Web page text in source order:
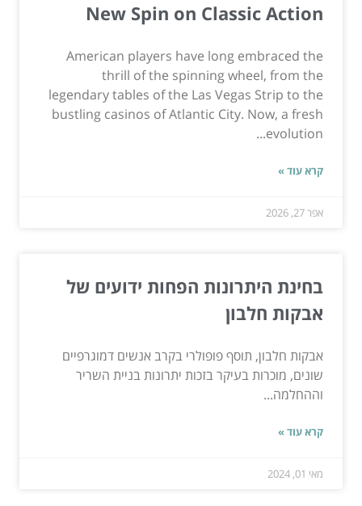
New Spin on Classic Action
American players have long embraced the
thrill of the spinning wheel, from the
legendary tables of the Las Vegas Strip to the
bustling casinos of Atlantic City. Now, a fresh
evolution...
קרא עוד »
אפר 27, 2026
בחינת היתרונות הפחות ידועים של
אבקות חלבון
אבקות חלבון, תוסף פופולרי בקרב אנשים דמוגרפיים
שונים, מוכרות בעיקר בזכות יתרונות בניית השריר
וההחלמה...
קרא עוד »
מאי 01, 2024